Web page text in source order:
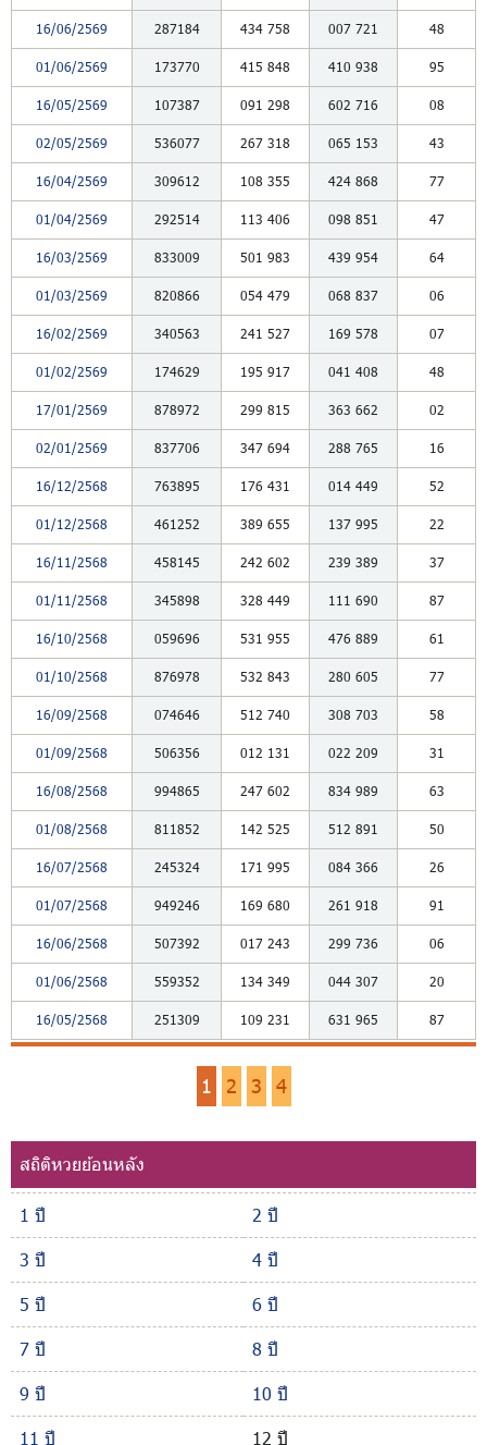
16/06/2569 287184 434 758 007 721 48
01/06/2569 173770 415 848 410 938 95
16/05/2569 107387 091 298 602 716 08
02/05/2569 536077 267 318 065 153 43
16/04/2569 309612 108 355 424 868 77
01/04/2569 292514 113 406 098 851 47
16/03/2569 833009 501 983 439 954 64
01/03/2569 820866 054 479 068 837 06
16/02/2569 340563 241 527 169 578 07
01/02/2569 174629 195 917 041 408 48
17/01/2569 878972 299 815 363 662 02
02/01/2569 837706 347 694 288 765 16
16/12/2568 763895 176 431 014 449 52
01/12/2568 461252 389 655 137 995 22
16/11/2568 458145 242 602 239 389 37
01/11/2568 345898 328 449 111 690 87
16/10/2568 059696 531 955 476 889 61
01/10/2568 876978 532 843 280 605 77
16/09/2568 074646 512 740 308 703 58
01/09/2568 506356 012 131 022 209 31
16/08/2568 994865 247 602 834 989 63
01/08/2568 811852 142 525 512 891 50
16/07/2568 245324 171 995 084 366 26
01/07/2568 949246 169 680 261 918 91
16/06/2568 507392 017 243 299 736 06
01/06/2568 559352 134 349 044 307 20
16/05/2568 251309 109 231 631 965 87
1 2 3 4
สถิติหวยย้อนหลัง
1 ปี
2 ปี
3 ปี
4 ปี
5 ปี
6 ปี
7 ปี
8 ปี
9 ปี
10 ปี
11 ปี
12 ปี